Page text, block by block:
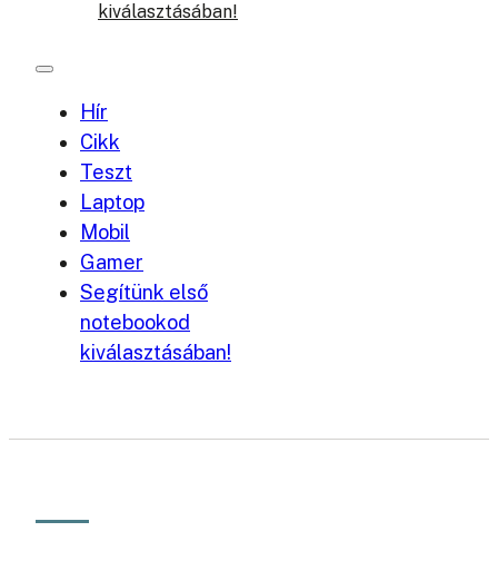
kiválasztásában!
Hír
Cikk
Teszt
Laptop
Mobil
Gamer
Segítünk első
notebookod
kiválasztásában!